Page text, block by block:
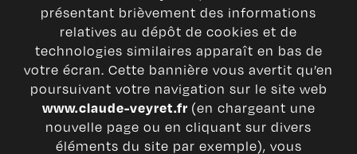
présentant brièvement des informations
relatives au dépôt de cookies et de
technologies similaires apparaît en bas de
votre écran. Cette bannière vous avertit qu’en
poursuivant votre navigation sur le site web
www.claude-veyret.fr (en chargeant une
nouvelle page ou en cliquant sur divers
éléments du site par exemple), vous